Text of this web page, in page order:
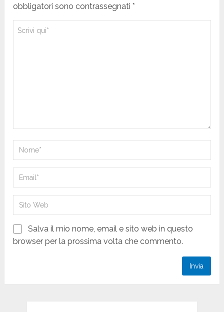
obbligatori sono contrassegnati *
Salva il mio nome, email e sito web in questo
browser per la prossima volta che commento.